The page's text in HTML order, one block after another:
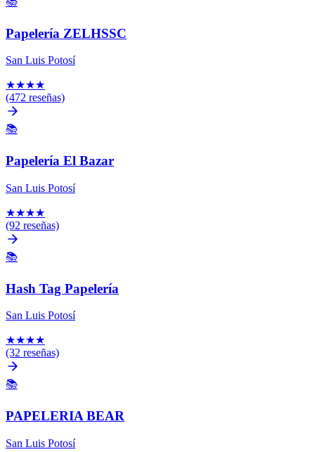
Papelería ZELHSSC
San Luis Potosí
★★★★
(472 reseñas)
📚
Papelería El Bazar
San Luis Potosí
★★★★
(92 reseñas)
📚
Hash Tag Papelería
San Luis Potosí
★★★★
(32 reseñas)
📚
PAPELERIA BEAR
San Luis Potosí